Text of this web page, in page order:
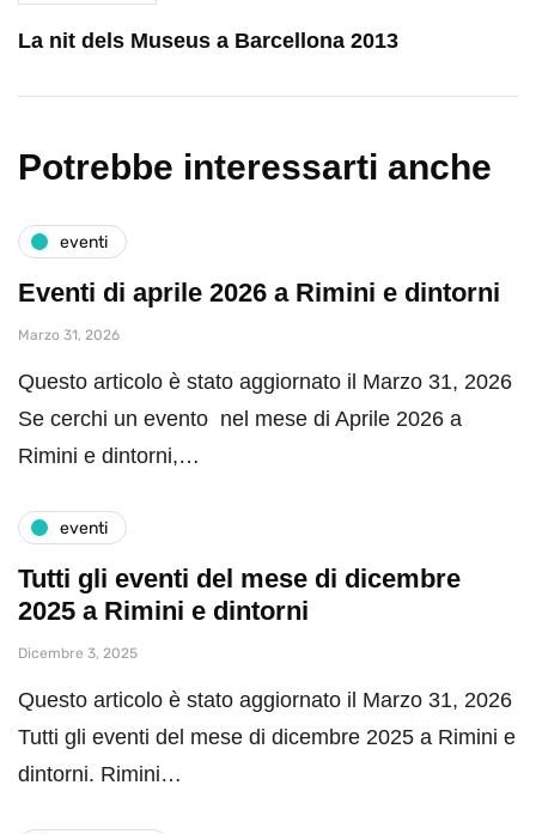
La nit dels Museus a Barcellona 2013
Potrebbe interessarti anche
eventi
Eventi di aprile 2026 a Rimini e dintorni
Marzo 31, 2026
Questo articolo è stato aggiornato il Marzo 31, 2026
Se cerchi un evento nel mese di Aprile 2026 a
Rimini e dintorni,…
eventi
Tutti gli eventi del mese di dicembre
2025 a Rimini e dintorni
Dicembre 3, 2025
Questo articolo è stato aggiornato il Marzo 31, 2026
Tutti gli eventi del mese di dicembre 2025 a Rimini e
dintorni. Rimini…